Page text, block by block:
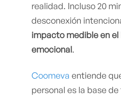
realidad. Incluso 20
desconexión
impacto medible en
emocional.
Coomeva entiende
personal es la base